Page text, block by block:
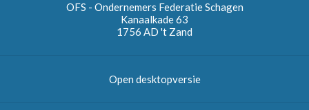
OFS - Ondernemers Federatie Schagen
Kanaalkade 63
1756 AD 't Zand
Open desktopversie